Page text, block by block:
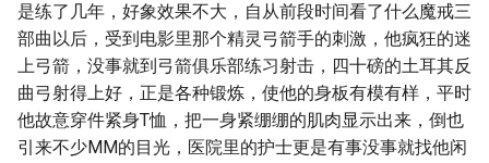
是练了几年，好象效果不大，自从前段时间看了什么魔戒三
部曲以后，受到电影里那个精灵弓箭手的刺激，他疯狂的迷
上弓箭，没事就到弓箭俱乐部练习射击，四十磅的土耳其反
曲弓射得上好，正是各种锻炼，使他的身板有模有样，平时
他故意穿件紧身T恤，把一身紧绷绷的肌肉显示出来，倒也
引来不少MM的目光，医院里的护士更是有事没事就找他闲